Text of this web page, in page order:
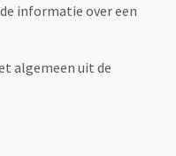
informatie over een
algemeen uit de